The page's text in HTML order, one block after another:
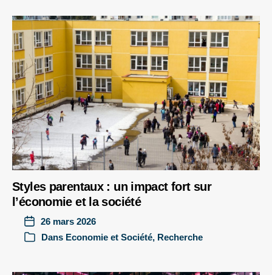
Styles parentaux : un impact fort sur
l’économie et la société
26 mars 2026
Dans Economie et Société, Recherche